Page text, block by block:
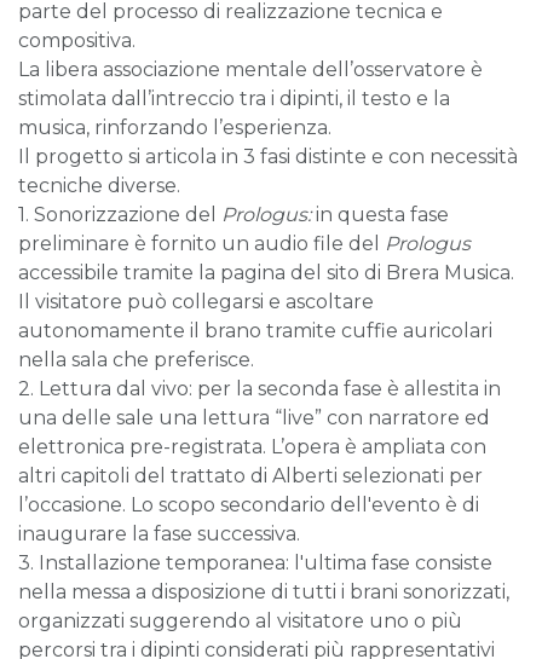
parte del processo di realizzazione tecnica e
compositiva.
La libera associazione mentale dell’osservatore è
stimolata dall’intreccio tra i dipinti, il testo e la
musica, rinforzando l’esperienza.
Il progetto si articola in 3 fasi distinte e con necessità
tecniche diverse.
1. Sonorizzazione del
Prologus:in questa fase
preliminare è fornito un audio file del
Prologus
accessibile tramite la pagina del sito di Brera Musica.
Il visitatore può collegarsi e ascoltare
autonomamente il brano tramite cuffie auricolari
nella sala che preferisce.
2. Lettura dal vivo: per la seconda fase è allestita in
una delle sale una lettura “live” con narratore ed
elettronica pre-registrata. L’opera è ampliata con
altri capitoli del trattato di Alberti selezionati per
l’occasione. Lo scopo secondario dell'evento è di
inaugurare la fase successiva.
3. Installazione temporanea: l'ultima fase consiste
nella messa a disposizione di tutti i brani sonorizzati,
organizzati suggerendo al visitatore uno o più
percorsi tra i dipinti considerati più rappresentativi